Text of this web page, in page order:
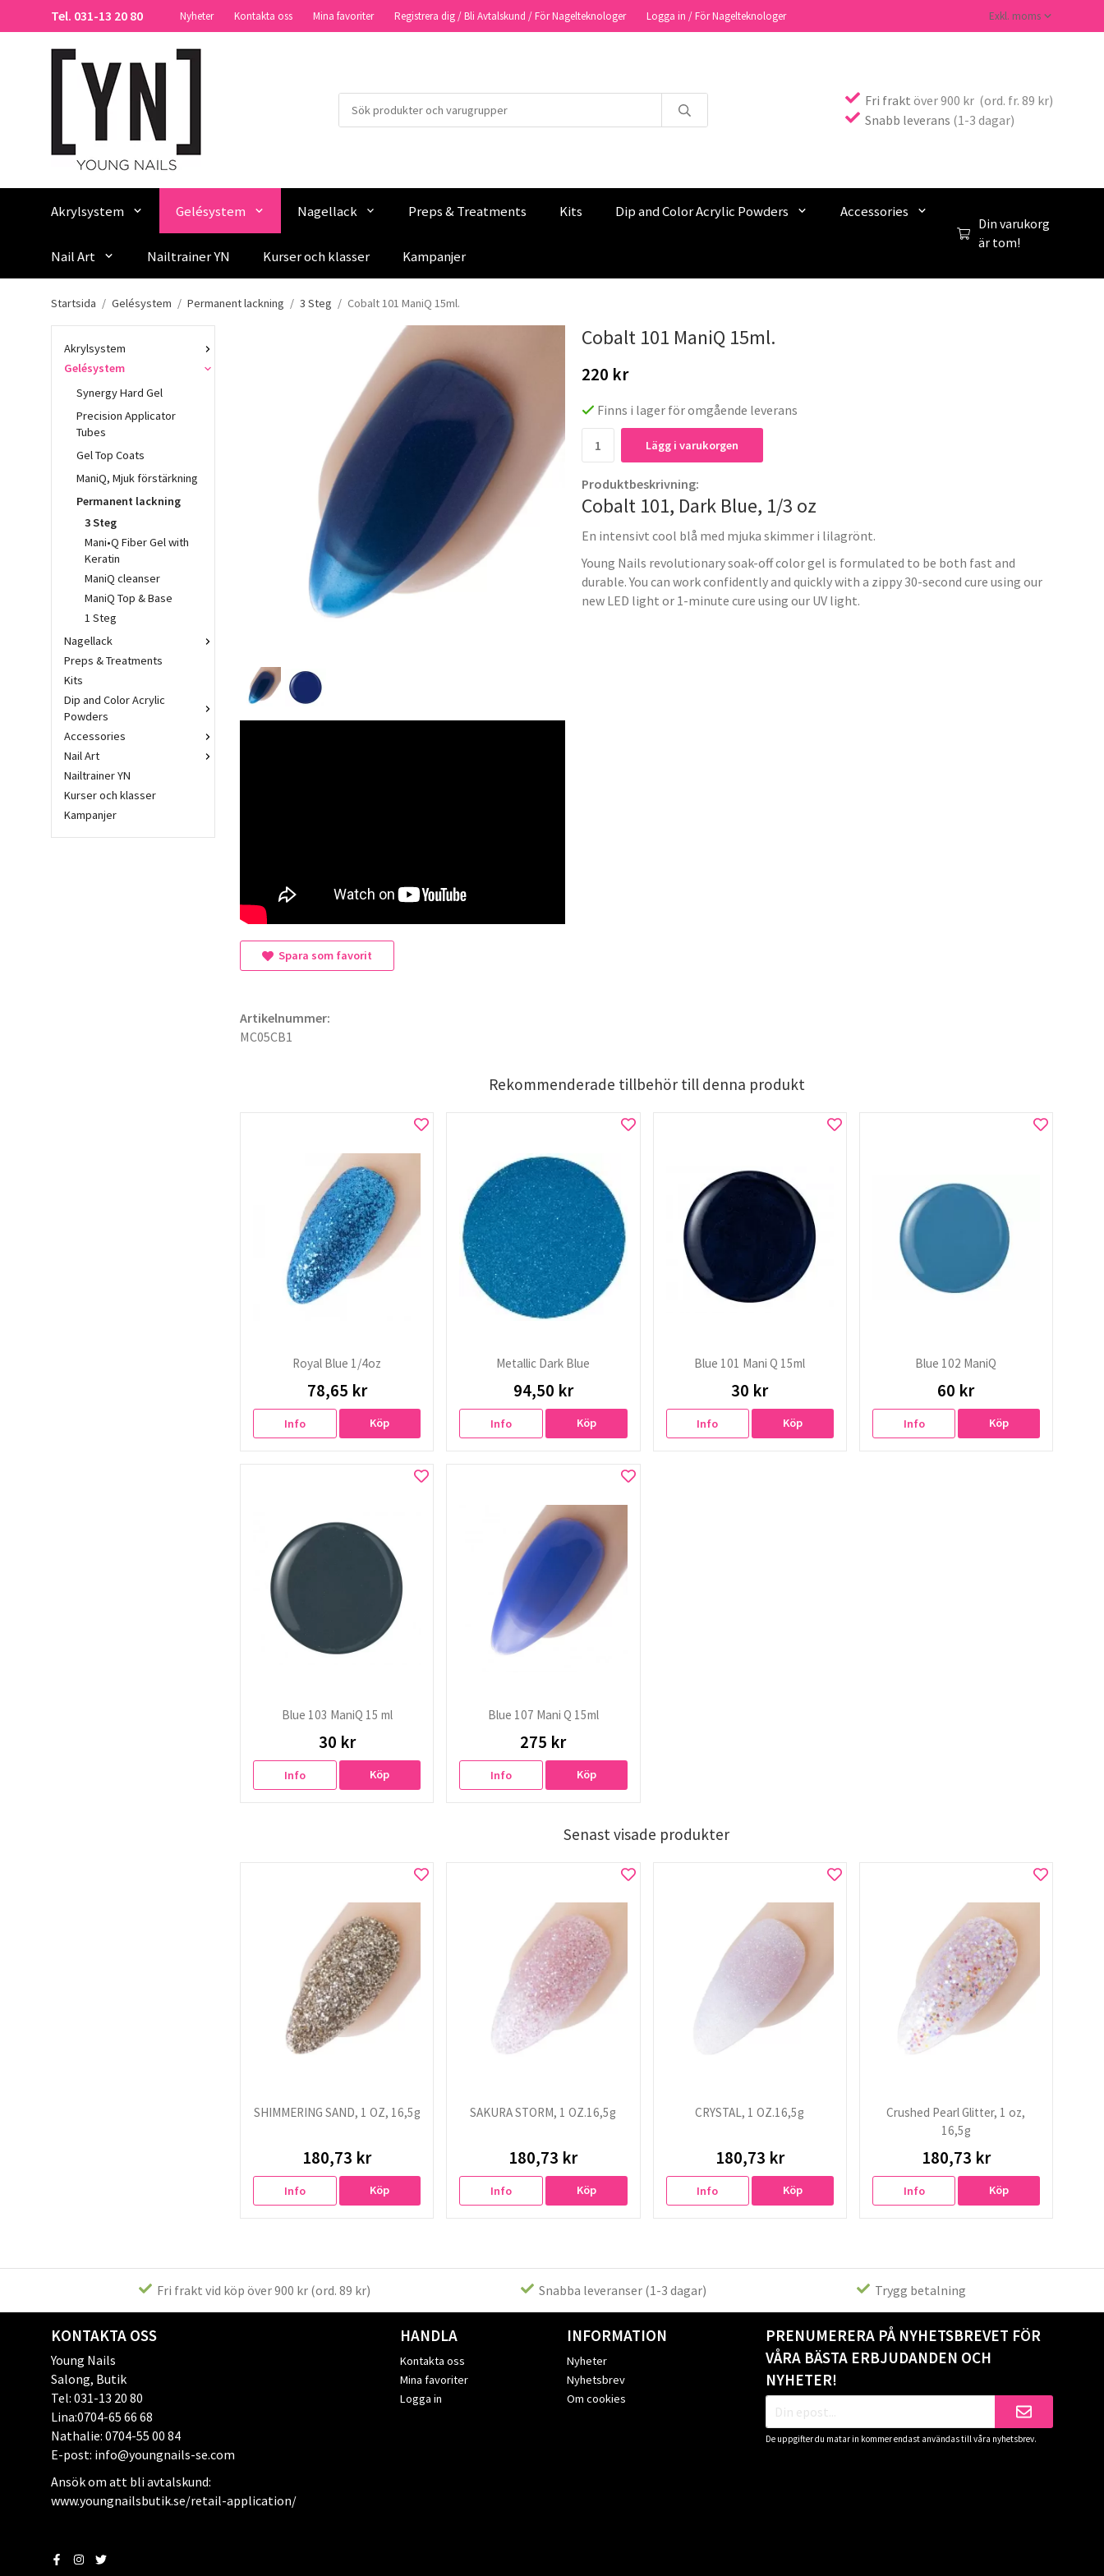
Tel. 031-13 20 80 Nyheter Kontakta oss Mina favoriter Registrera dig / Bli Avtalskund / För Nagelteknologer Logga in / För Nagelteknologer
Fri frakt över 900 kr (ord. fr. 89 kr)
Snabb leverans (1-3 dagar)
Akrylsystem Gelésystem Nagellack Preps & Treatments Kits Dip and Color Acrylic Powders Accessories
Nail Art Nailtrainer YN Kurser och klasser Kampanjer
Din varukorg
är tom!
Startsida / Gelésystem / Permanent lackning / 3 Steg / Cobalt 101 ManiQ 15ml.
Akrylsystem
Gelésystem
Synergy Hard Gel
Precision Applicator
Tubes
Gel Top Coats
ManiQ, Mjuk förstärkning
Permanent lackning
3 Steg
Mani•Q Fiber Gel with
Keratin
ManiQ cleanser
ManiQ Top & Base
1 Steg
Nagellack
Preps & Treatments
Kits
Dip and Color Acrylic
Powders
Accessories
Nail Art
Nailtrainer YN
Kurser och klasser
Kampanjer
Cobalt 101 ManiQ 15ml.
220 kr
Finns i lager för omgående leverans
Lägg i varukorgen
Produktbeskrivning:
Cobalt 101, Dark Blue, 1/3 oz
En intensivt cool blå med mjuka skimmer i lilagrönt.
Young Nails revolutionary soak-off color gel is formulated to be both fast and
durable. You can work confidently and quickly with a zippy 30-second cure using our
new LED light or 1-minute cure using our UV light.
Spara som favorit
Artikelnummer:
MC05CB1
Rekommenderade tillbehör till denna produkt
Royal Blue 1/4oz
78,65 kr
Info Köp
Metallic Dark Blue
94,50 kr
Info Köp
Blue 101 Mani Q 15ml
30 kr
Info Köp
Blue 102 ManiQ
60 kr
Info Köp
Blue 103 ManiQ 15 ml
30 kr
Info Köp
Blue 107 Mani Q 15ml
275 kr
Info Köp
Senast visade produkter
SHIMMERING SAND, 1 OZ, 16,5g
180,73 kr
Info Köp
SAKURA STORM, 1 OZ.16,5g
180,73 kr
Info Köp
CRYSTAL, 1 OZ.16,5g
180,73 kr
Info Köp
Crushed Pearl Glitter, 1 oz,
16,5g
180,73 kr
Info Köp
Fri frakt vid köp över 900 kr (ord. 89 kr) Snabba leveranser (1-3 dagar) Trygg betalning
KONTAKTA OSS
Young Nails
Salong, Butik
Tel: 031-13 20 80
Lina:0704-65 66 68
Nathalie: 0704-55 00 84
E-post: info@youngnails-se.com
Ansök om att bli avtalskund:
www.youngnailsbutik.se/retail-application/
HANDLA
Kontakta oss
Mina favoriter
Logga in
INFORMATION
Nyheter
Nyhetsbrev
Om cookies
PRENUMERERA PÅ NYHETSBREVET FÖR
VÅRA BÄSTA ERBJUDANDEN OCH
NYHETER!
De uppgifter du matar in kommer endast användas till våra nyhetsbrev.